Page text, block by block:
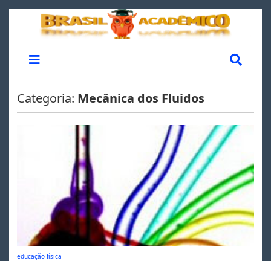
Categoria: Mecânica dos Fluidos
educação física